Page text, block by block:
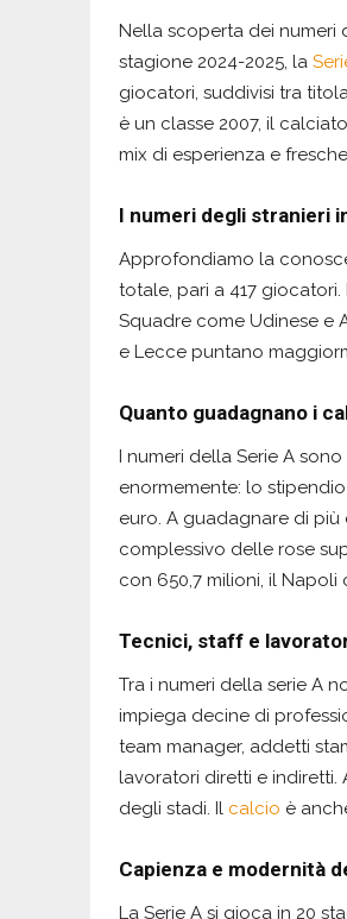
Nella scoperta dei numeri
stagione 2024-2025, la
giocatori, suddivisi tra
è un classe 2007, il
mix di esperienza e
I numeri degli stranieri
Approfondiamo la
totale, pari a 417 giocatori.
Squadre come Udinese e
e Lecce puntano
Quanto guadagnano i
I numeri della Serie A
enormemente: lo
euro. A guadagnare di più
complessivo delle rose
con 650,7 milioni, il Napoli
Tecnici, staff e
Tra i numeri della serie A
impiega decine di
team manager, addetti
lavoratori diretti e indiretti.
degli stadi. Il calcio è
Capienza e modernità
La Serie A si gioca in 20